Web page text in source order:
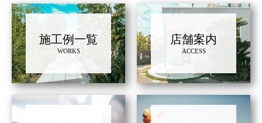
施工例一覧
WORKS
店舗案内
ACCESS